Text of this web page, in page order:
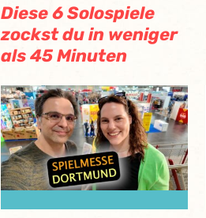
Diese 6 Solospiele
zockst du in weniger
als 45 Minuten